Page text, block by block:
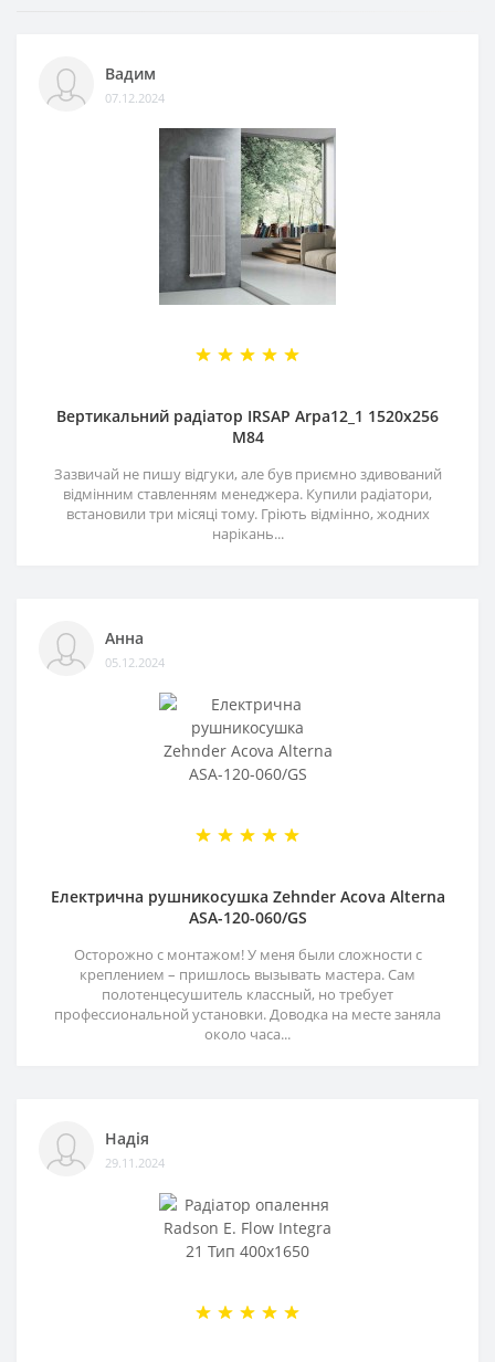
Вадим
07.12.2024
Вертикальний радіатор IRSAP Arpa12_1 1520x256
M84
Зазвичай не пишу відгуки, але був приємно здивований
відмінним ставленням менеджера. Купили радіатори,
встановили три місяці тому. Гріють відмінно, жодних
нарікань...
Анна
05.12.2024
Електрична рушникосушка Zehnder Acova Alterna
ASA-120-060/GS
Осторожно с монтажом! У меня были сложности с
креплением – пришлось вызывать мастера. Сам
полотенцесушитель классный, но требует
профессиональной установки. Доводка на месте заняла
около часа...
Надія
29.11.2024